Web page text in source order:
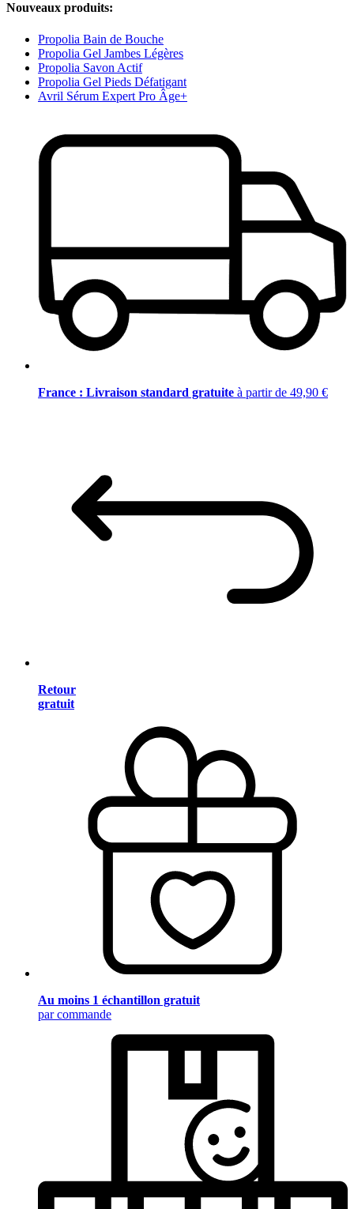
Nouveaux produits:
Propolia Bain de Bouche
Propolia Gel Jambes Légères
Propolia Savon Actif
Propolia Gel Pieds Défatigant
Avril Sérum Expert Pro Âge+
France : Livraison standard gratuite à partir de 49,90 €
Retour
gratuit
Au moins 1 échantillon gratuit
par commande